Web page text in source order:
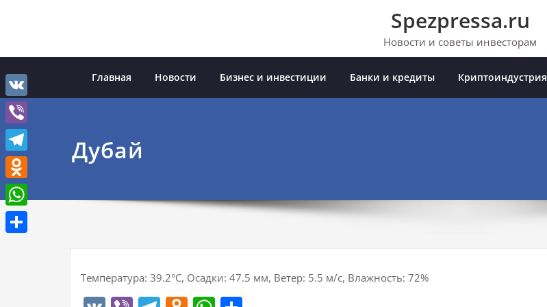
Spezpressa.ru
Новости и советы инвесторам
Главная Новости Бизнес и инвестиции Банки и кредиты Криптоиндустрия
Дубай
Температура: 39.2°C, Осадки: 47.5 мм, Ветер: 5.5 м/с, Влажность: 72%
VK
Viber
Telegram
Odnoklassniki
WhatsApp